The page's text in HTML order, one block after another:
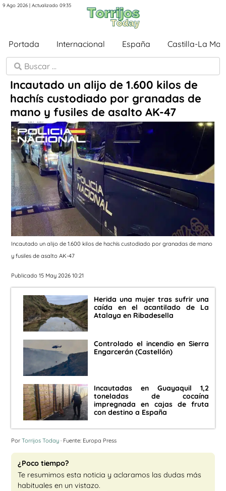
9 Ago 2026 | Actualizado 09:35
Portada Internacional España Castilla-La
Incautado un alijo de 1.600 kilos de
hachís custodiado por granadas de
mano y fusiles de asalto AK-47
Incautado un alijo de 1.600 kilos de hachís custodiado por granadas de mano
y fusiles de asalto AK-47
Publicado 15 May 2026 10:21
Herida una mujer tras sufrir una
caída en el acantilado de La
Atalaya en Ribadesella
Controlado el incendio en Sierra
Engarcerán (Castellón)
Incautadas en Guayaquil 1,2
toneladas de cocaína
impregnada en cajas de fruta
con destino a España
Por Torrijos Today · Fuente: Europa Press
¿Poco tiempo?
Te resumimos esta noticia y aclaramos las dudas más
habituales en un vistazo.